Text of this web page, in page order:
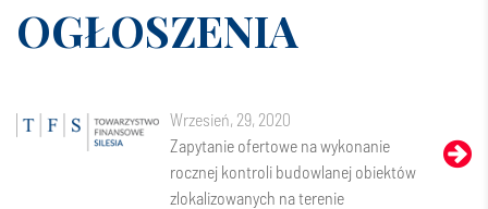
OGŁOSZENIA
wrzesień, 29, 2020
Zapytanie ofertowe na wykonanie
rocznej kontroli budowlanej obiektów
zlokalizowanych na terenie